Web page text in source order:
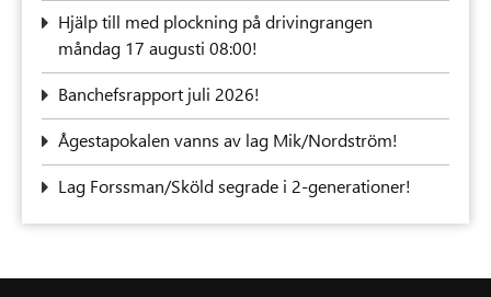
‍Hjälp till med plockning på drivingrangen
måndag 17 augusti 08:00!
Banchefsrapport juli 2026!
Ågestapokalen vanns av lag Mik/Nordström!
Lag Forssman/Sköld segrade i 2-generationer!